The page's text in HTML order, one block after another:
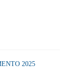
2025